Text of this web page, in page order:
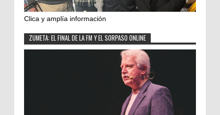
Clica y amplía información
ZUMETA: EL FINAL DE LA FM Y EL SORPASO ONLINE